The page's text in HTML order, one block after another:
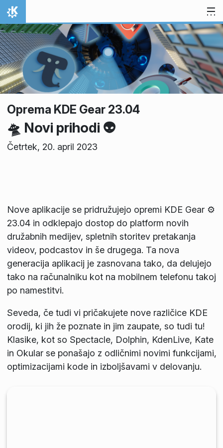
Preskoči na vsebino
Domov
Oprema KDE Gear 23.04
🛸 Novi prihodi 👽
Četrtek, 20. april 2023
Nove aplikacije se pridružujejo opremi KDE Gear ⚙️
23.04 in odklepajo dostop do platform novih
družabnih medijev, spletnih storitev pretakanja
videov, podcastov in še drugega. Ta nova
generacija aplikacij je zasnovana tako, da delujejo
tako na računalniku kot na mobilnem telefonu takoj
po namestitvi.
Seveda, če tudi vi pričakujete nove različice KDE
orodij, ki jih že poznate in jim zaupate, so tudi tu!
Klasike, kot so Spectacle, Dolphin, KdenLive, Kate
in Okular se ponašajo z odličnimi novimi funkcijami,
optimizacijami kode in izboljšavami v delovanju.